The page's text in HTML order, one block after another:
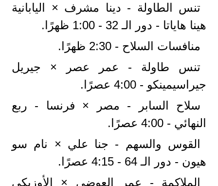
تنس الطاولة - دينا مشرف × اليابانية
هينا هاياتا - دور الـ 32 - 1:00 ظهرًا.
منافسات السلاح - 2:30 ظهرًا.
تنس طاولة - عمر عصر × جيريل
جيراسيمينكو - 4:00 عصرًا.
سلاح السابر - مصر × فرنسا - ربع
النهائي - 4:00 عصرًا.
القوس والسهم - جنا علي × نام سو
هيون - دور الـ 64 - 4:15 عصرًا.
الملاكمة - عمر العوضي × الأوزبكي